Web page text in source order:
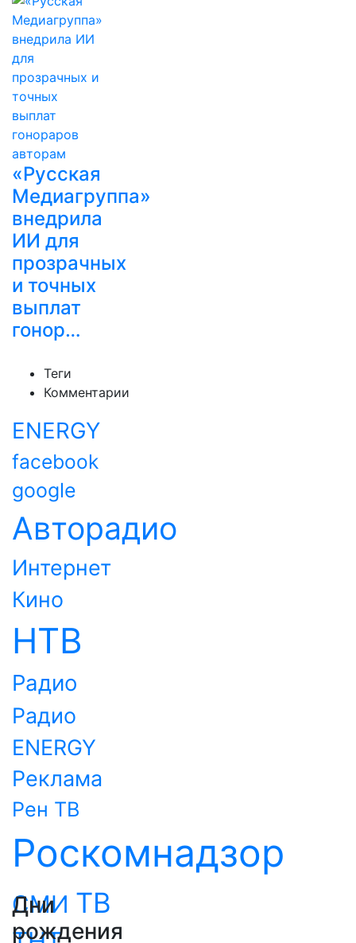
«Русская
Медиагруппа»
внедрила
ИИ для
прозрачных
и точных
выплат
гонор…
Теги
Комментарии
ENERGY
facebook
google
Авторадио
Интернет
Кино
НТВ
Радио
Радио
ENERGY
Реклама
Рен ТВ
Роскомнадзор
СМИ ТВ
Дни
рождения